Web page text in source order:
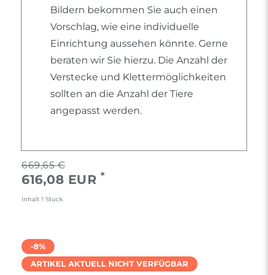
Bildern bekommen Sie auch einen
Vorschlag, wie eine individuelle
Einrichtung aussehen könnte. Gerne
beraten wir Sie hierzu. Die Anzahl der
Verstecke und Klettermöglichkeiten
sollten an die Anzahl der Tiere
angepasst werden.
669,65 €
616,08 EUR *
Inhalt 1 Stück
-8%
ARTIKEL AKTUELL NICHT VERFÜGBAR